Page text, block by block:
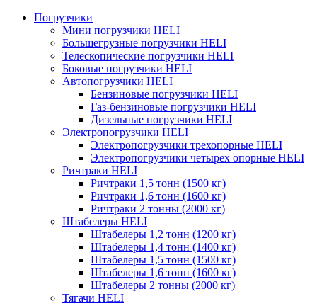
Погрузчики
Мини погрузчики HELI
Большегрузные погрузчики HELI
Телескопические погрузчики HELI
Боковые погрузчики HELI
Автопогрузчики HELI
Бензиновые погрузчики HELI
Газ-бензиновые погрузчики HELI
Дизельные погрузчики HELI
Электропогрузчики HELI
Электропогрузчики трехопорные HELI
Электропогрузчики четырех опорные HELI
Ричтраки HELI
Ричтраки 1,5 тонн (1500 кг)
Ричтраки 1,6 тонн (1600 кг)
Ричтраки 2 тонны (2000 кг)
Штабелеры HELI
Штабелеры 1,2 тонн (1200 кг)
Штабелеры 1,4 тонн (1400 кг)
Штабелеры 1,5 тонн (1500 кг)
Штабелеры 1,6 тонн (1600 кг)
Штабелеры 2 тонны (2000 кг)
Тягачи HELI